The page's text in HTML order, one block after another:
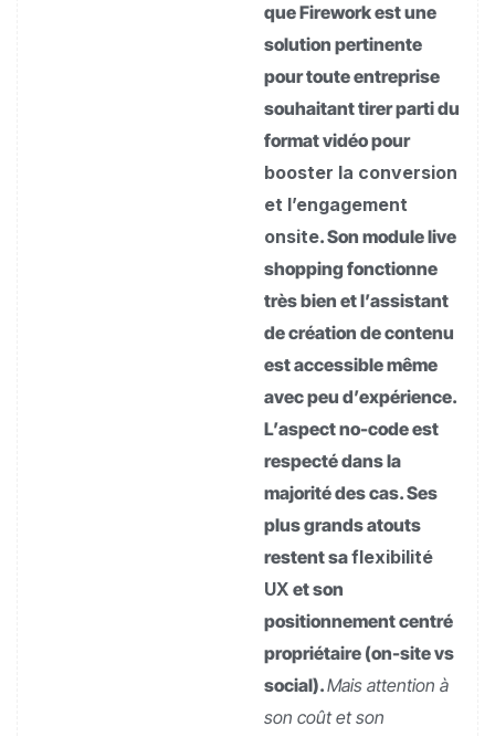
que Firework est une
solution pertinente
pour toute entreprise
souhaitant tirer parti du
format vidéo pour
booster la conversion
et l’engagement
onsite. Son module live
shopping fonctionne
très bien et l’assistant
de création de contenu
est accessible même
avec peu d’expérience.
L’aspect no-code est
respecté dans la
majorité des cas. Ses
plus grands atouts
restent saflexibilité
UX et son
positionnement centré
propriétaire (on-site vs
social).Mais attention à
son coût et son